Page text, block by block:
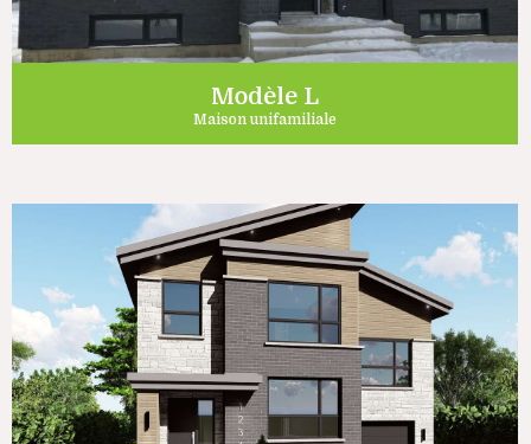
Modèle L
Maison unifamiliale